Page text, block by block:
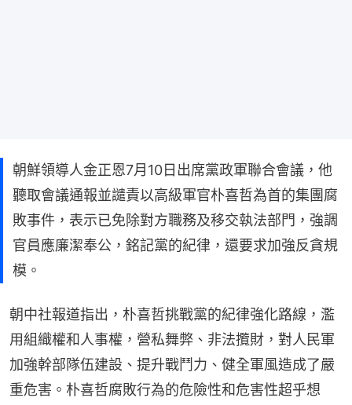
朝鮮領導人金正恩7月10日出席黨政軍聯合會議，他
聽取會議通報並譴責以高級軍官朴喜哲為首的集團腐
敗事件，表示已免除對方職務及移交執法部門，強調
官員應廉潔奉公，銘記黨的紀律，還要求加強反貪規
模。
朝中社報道指出，朴喜哲挑戰黨的紀律強化路線，濫
用組織權和人事權，營私舞弊、非法攬財，對人民軍
加強幹部隊伍建設、提升戰鬥力、健全軍風造成了嚴
重危害。朴喜哲腐敗行為的危險性和危害性超乎想